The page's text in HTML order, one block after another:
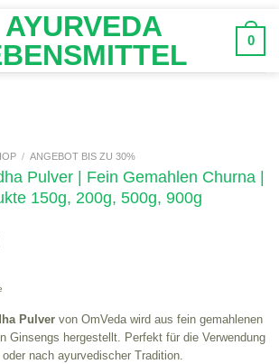
0
/ ANGEBOT BIS ZU 30%
Pulver | Fein Gemahlen Churna |
150g, 200g, 500g, 900g
Pulver von OmVeda wird aus fein gemahlenen
Ginsengs hergestellt. Perfekt für die Verwendung
nach ayurvedischer Tradition.